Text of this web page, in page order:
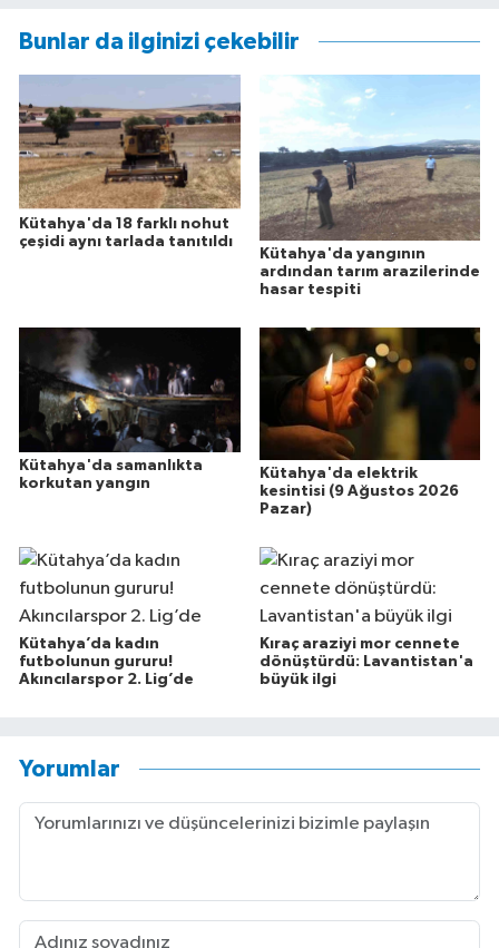
Bunlar da ilginizi çekebilir
Kütahya'da 18 farklı nohut
çeşidi aynı tarlada tanıtıldı
Kütahya'da yangının
ardından tarım arazilerinde
hasar tespiti
Kütahya'da samanlıkta
korkutan yangın
Kütahya'da elektrik
kesintisi (9 Ağustos 2026
Pazar)
Kütahya’da kadın
futbolunun gururu!
Akıncılarspor 2. Lig’de
Kıraç araziyi mor cennete
dönüştürdü: Lavantistan'a
büyük ilgi
Yorumlar